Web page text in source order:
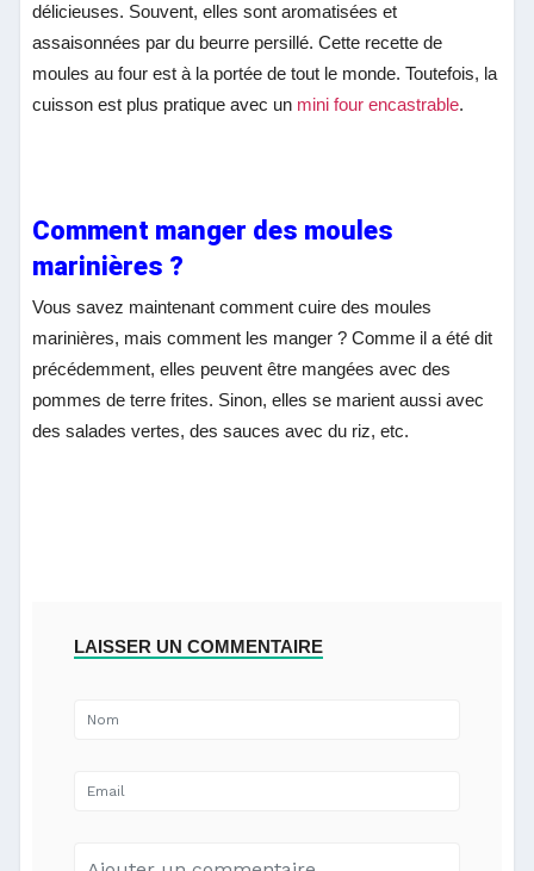
délicieuses. Souvent, elles sont aromatisées et
assaisonnées par du beurre persillé. Cette recette de
moules au four est à la portée de tout le monde. Toutefois, la
cuisson est plus pratique avec un mini four encastrable.
Comment manger des moules
marinières ?
Vous savez maintenant comment cuire des moules
marinières, mais comment les manger ? Comme il a été dit
précédemment, elles peuvent être mangées avec des
pommes de terre frites. Sinon, elles se marient aussi avec
des salades vertes, des sauces avec du riz, etc.
LAISSER UN COMMENTAIRE